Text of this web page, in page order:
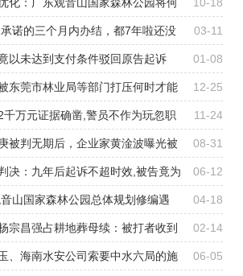
03-11
诺的三个月内办结，都7年啦还没
01-08
以未达到支付条件驳回原告起诉
12-25
东莞市林业局等部门打压何时才能
11-24
万元证据确凿,警员不作为玩忽职
08-31
被判无期后，企业家黄淦波曝光被
种打压往事 06-12
决：九年后起诉不超时效,被告竟为
题 04-18
山国家森林公园总体规划修编遇
起诉 02-14
宗昌强占耕地葬母续：被打者收到
成功 06-05
、海南水安公司索要中水六局的施